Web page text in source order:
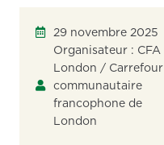
29 novembre 2025
Organisateur : CFA
London / Carrefour
communautaire
francophone de
London